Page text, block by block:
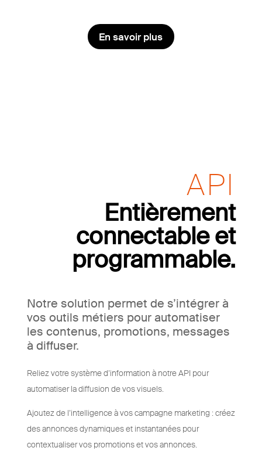
En savoir plus
API
Entièrement
connectable et
programmable.
Notre solution permet de s’intégrer à
vos outils métiers pour automatiser
les contenus, promotions, messages
à diffuser.
Reliez votre système d’information à notre API pour
automatiser la diffusion de vos visuels.
Ajoutez de l’intelligence à vos campagne marketing : créez
des annonces dynamiques et instantanées pour
contextualiser vos promotions et vos annonces.